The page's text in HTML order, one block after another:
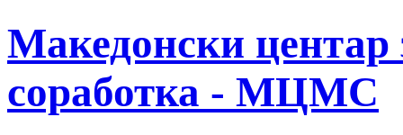
Македонски центар
соработка - МЦМС